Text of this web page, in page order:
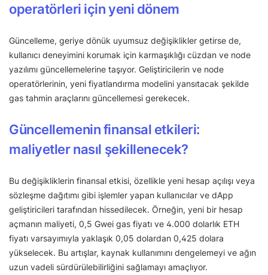
operatörleri için yeni dönem
Güncelleme, geriye dönük uyumsuz değişiklikler getirse de,
kullanıcı deneyimini korumak için karmaşıklığı cüzdan ve node
yazılımı güncellemelerine taşıyor. Geliştiricilerin ve node
operatörlerinin, yeni fiyatlandırma modelini yansıtacak şekilde
gas tahmin araçlarını güncellemesi gerekecek.
Güncellemenin finansal etkileri:
maliyetler nasıl şekillenecek?
Bu değişikliklerin finansal etkisi, özellikle yeni hesap açılışı veya
sözleşme dağıtımı gibi işlemler yapan kullanıcılar ve dApp
geliştiricileri tarafından hissedilecek. Örneğin, yeni bir hesap
açmanın maliyeti, 0,5 Gwei gas fiyatı ve 4.000 dolarlık ETH
fiyatı varsayımıyla yaklaşık 0,05 dolardan 0,425 dolara
yükselecek. Bu artışlar, kaynak kullanımını dengelemeyi ve ağın
uzun vadeli sürdürülebilirliğini sağlamayı amaçlıyor.